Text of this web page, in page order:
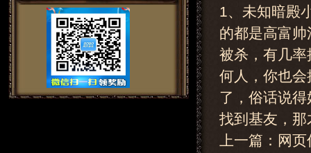
1、未知暗殿
的都是高富
被杀，有几
何人，你也
了，俗话说
找到基友，
上一篇：网